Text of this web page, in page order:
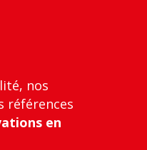
nos
références
en